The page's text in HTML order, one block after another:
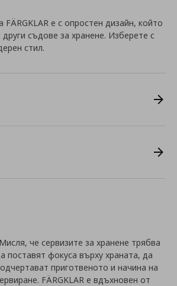
е с опростен дизайн, който
съдове за хранене. Изберете с
стил.
че сервизите за хранене трябва
поставят фокуса върху храната, да
приготвеното и начина на
FÄRGKLAR е вдъхновен от